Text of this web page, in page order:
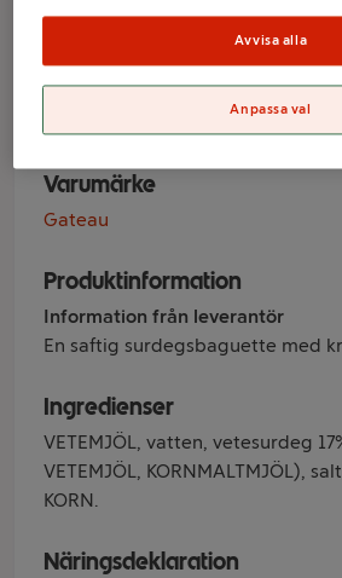
Baguette
Gateau
Varumärke
Gateau
Produktinformation
Information från leverantör
En saftig surdegsbaguette med
Ingredienser
VETEMJÖL, vatten, vetesurdeg
VETEMJÖL, KORNMALTMJÖL),
KORN.
Näringsdeklaration
Avvisa alla
Anpassa val